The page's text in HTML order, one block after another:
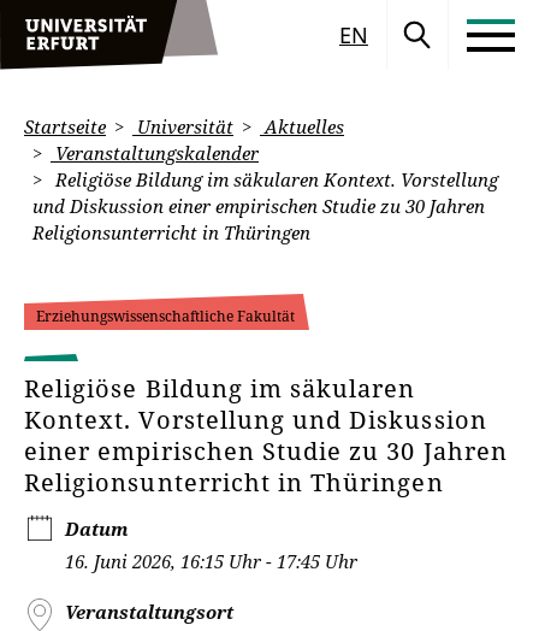
EN
Startseite Universität
Aktuelles
Veranstaltungskalender
Religiöse Bildung im säkularen Kontext. Vorstellung
und Diskussion einer empirischen Studie zu 30 Jahren
Religionsunterricht in Thüringen
Erziehungswissenschaftliche Fakultät
Religiöse Bildung im säkularen
Kontext. Vorstellung und Diskussion
einer empirischen Studie zu 30 Jahren
Religionsunterricht in Thüringen
Datum
16. Juni 2026, 16:15 Uhr - 17:45 Uhr
Veranstaltungsort